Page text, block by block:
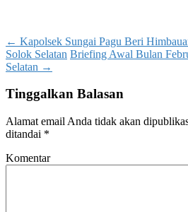
Post
navigation
← Kapolsek Sungai Pagu Beri
Solok Selatan Briefing Awal Bulan
Selatan →
Tinggalkan Balasan
Alamat email Anda tidak akan
ditandai *
Komentar